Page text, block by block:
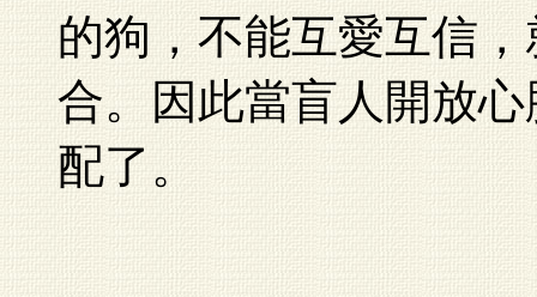
的狗，不能互愛互信
合。因此當盲人開放
配了。